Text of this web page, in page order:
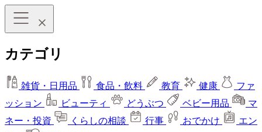
カテゴリ
雑貨・日用品 食品・飲料 教育 健康
ファ
ッション
ビューティ どうぶつ ベビー用品
マ
ネー・投資
くらしの相談 行事 おでかけ
エン